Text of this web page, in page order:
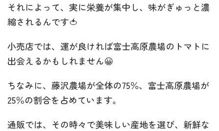
それによって、実に栄養が集中し、味がぎゅっと濃
縮されるんです🍅
小売店では、運が良ければ富士高原農場のトマトに
出会えるかもしれません😀
ちなみに、藤沢農場が全体の75％、富士高原農場が
25％の割合を占めています。
通販では、その時々で美味しい産地を選び、新鮮な